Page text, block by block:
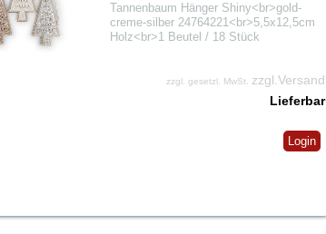
Tannenbaum Hänger Shiny<br>gold-
creme-silber 24764221<br>5,5x12,5cm
Holz<br>1 Beutel / 18 Stück
zzgl. gesetzl. MwSt. zzgl.Versand
Lieferbar
Login